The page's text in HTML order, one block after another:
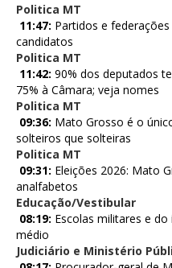
Politica MT
11:47: Partidos e
candidatos
Politica MT
11:42: 90% dos deputados
75% à Câmara; veja nomes
Politica MT
09:36: Mato Grosso é o
solteiros que solteiras
Politica MT
09:31: Eleições 2026: Mato
analfabetos
Educação/Vestibular
08:19: Escolas militares e
médio
Judiciário e Ministério